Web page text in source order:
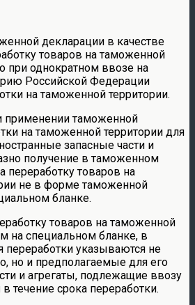
декларации в качестве
товаров на таможенной
при однократном ввозе на
Российской Федерации
на таможенной территории.
применении таможенной
на таможенной территории для
запасные части и
получение в таможенном
переработку товаров на
не в форме таможенной
бланке.
товаров на таможенной
на специальном бланке, в
переработки указываются не
но и предполагаемые для его
и агрегаты, подлежащие ввозу
течение срока переработки.